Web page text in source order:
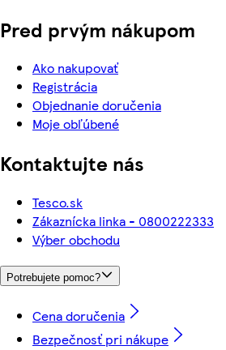
Pred prvým nákupom
Ako nakupovať
Registrácia
Objednanie doručenia
Moje obľúbené
Kontaktujte nás
Tesco.sk
Zákaznícka linka - 0800222333
Výber obchodu
Potrebujete pomoc?
Cena doručenia
Bezpečnosť pri nákupe